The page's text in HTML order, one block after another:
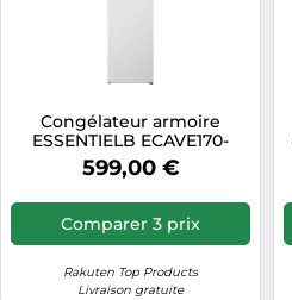
Congélateur armoire
ESSENTIELB ECAVE170-
70hib1
599,00 €
Comparer 3 prix
Rakuten Top Products
Livraison gratuite